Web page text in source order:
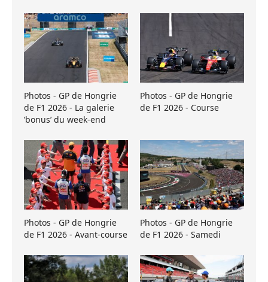
Photos - GP de Hongrie
de F1 2026 - La galerie
’bonus’ du week-end
Photos - GP de Hongrie
de F1 2026 - Course
Photos - GP de Hongrie
de F1 2026 - Avant-course
Photos - GP de Hongrie
de F1 2026 - Samedi